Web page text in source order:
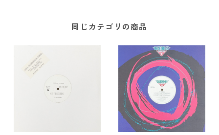
同じカテゴリの商品